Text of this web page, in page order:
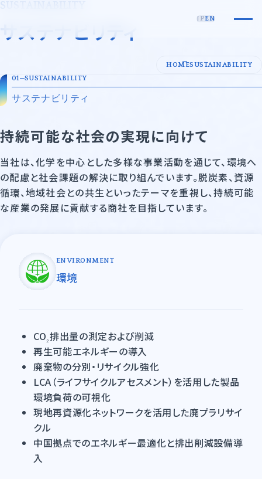
沿革
許可証一覧
事業領域一覧
先端技術・エレクトロニクス
基礎化学品
鉄鋼・耐火物・非鉄
環境設備
海外事業展開サポート
サステナビリティ
採用情報
ニュース
EN
JP
SUSTAINABILITY
サステナビリティ
HOMESUSTAINABILITY
SUSTAINABILITY
サステナビリティ
持続可能な社会の実現に向けて
当社は、化学を中心とした多様な事業活動を通じて、環境へ
の配慮と社会課題の解決に取り組んでいます。脱炭素、資源
循環、地域社会との共生といったテーマを重視し、持続可能
な産業の発展に貢献する商社を目指しています。
ENVIRONMENT
環境
CO₂排出量の測定および削減
再生可能エネルギーの導入
廃棄物の分別・リサイクル強化
LCA（ライフサイクルアセスメント）を活用した製品
環境負荷の可視化
現地再資源化ネットワークを活用した廃プラリサイ
クル
中国拠点でのエネルギー最適化と排出削減設備導
入